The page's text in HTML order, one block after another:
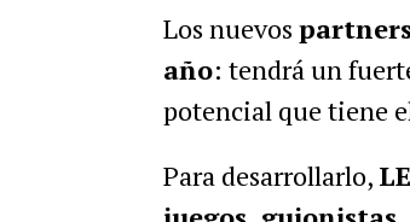
Los nuevos
año: tendrá un
potencial que tiene
Para desarrollarlo,